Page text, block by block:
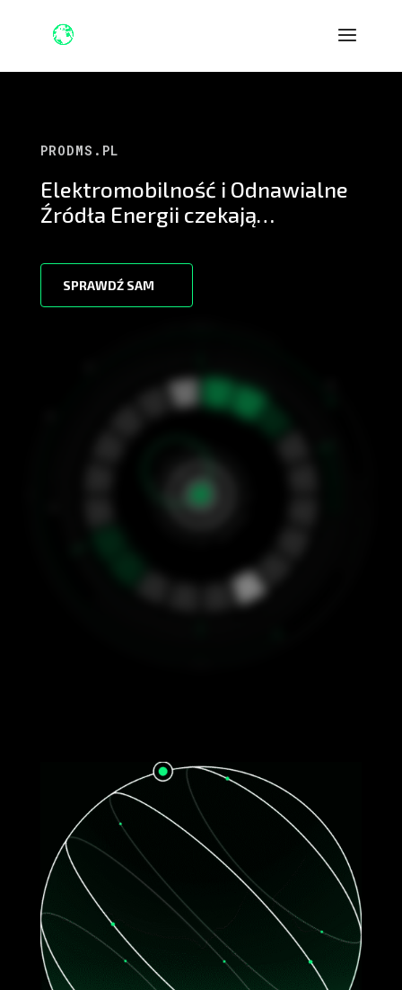
PRODMS.PL
Elektromobilność i Odnawialne
Źródła Energii czekają…
SPRAWDŹ SAM